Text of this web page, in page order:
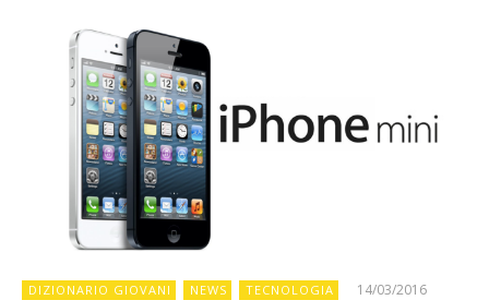
DIZIONARIO GIOVANI NEWS TECNOLOGIA
14/03/2016